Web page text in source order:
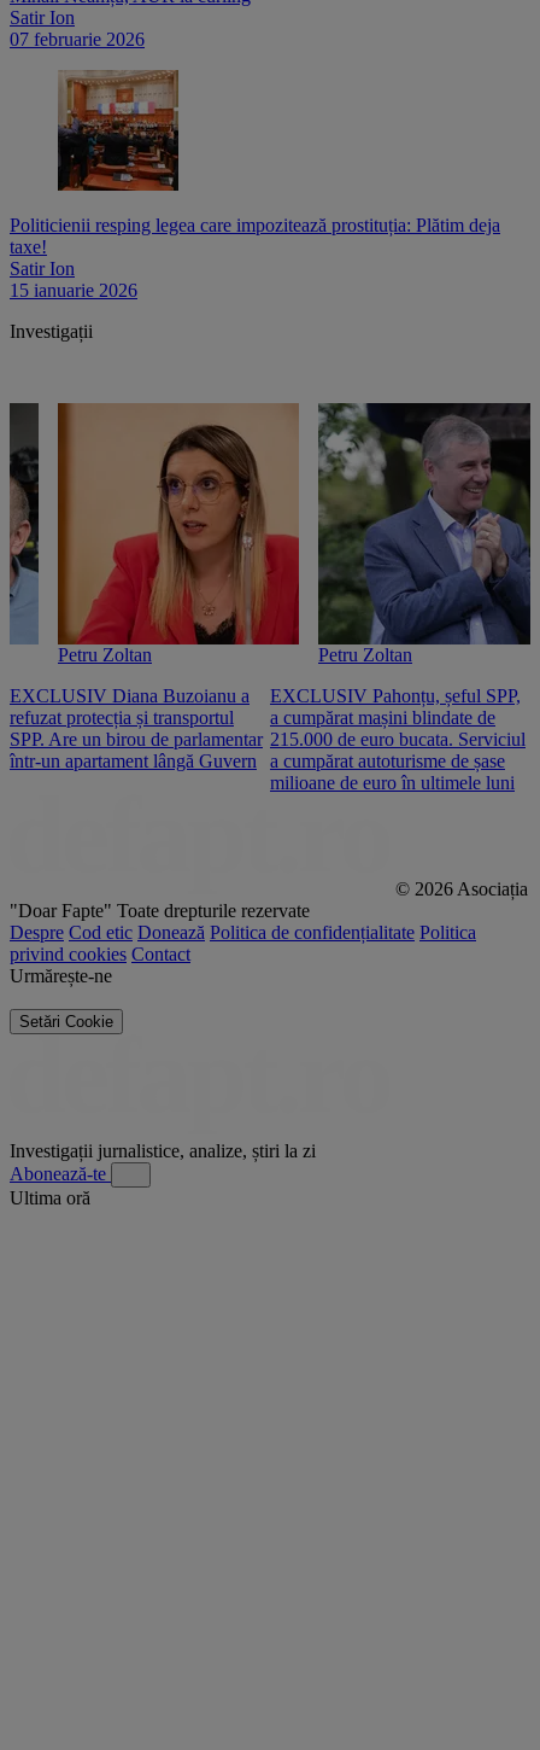
Satir Ion
07 februarie 2026
Politicienii resping legea care impozitează prostituția: Plătim deja
taxe!
Satir Ion
15 ianuarie 2026
Investigații
Petru Zoltan
EXCLUSIV Diana Buzoianu a
refuzat protecția și transportul
SPP. Are un birou de parlamentar
într-un apartament lângă Guvern
Petru Zoltan
EXCLUSIV Pahonțu, șeful SPP,
a cumpărat mașini blindate de
215.000 de euro bucata. Serviciul
a cumpărat autoturisme de șase
milioane de euro în ultimele luni
© 2026 Asociația
"Doar Fapte" Toate drepturile rezervate
Despre Cod etic Donează Politica de confidențialitate Politica
privind cookies Contact
Urmărește-ne
Setări Cookie
Investigații jurnalistice, analize, știri la zi
Abonează-te
Ultima oră